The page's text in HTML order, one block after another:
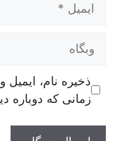
وبگاه
ذخیره نام،
زمانی که دوباره